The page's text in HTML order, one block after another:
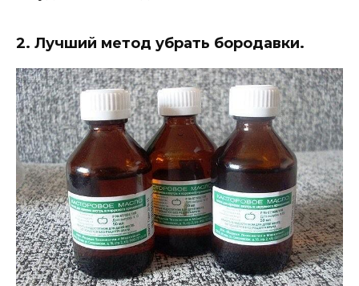
2. Лучший метод убрать бородавки.